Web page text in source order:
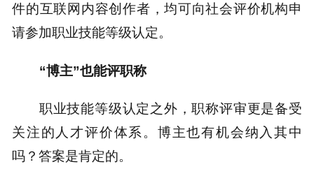
件的互联网内容创作者，均可向社会评价机构申
请参加职业技能等级认定。
“博主”也能评职称
职业技能等级认定之外，职称评审更是备受
关注的人才评价体系。博主也有机会纳入其中
吗？答案是肯定的。